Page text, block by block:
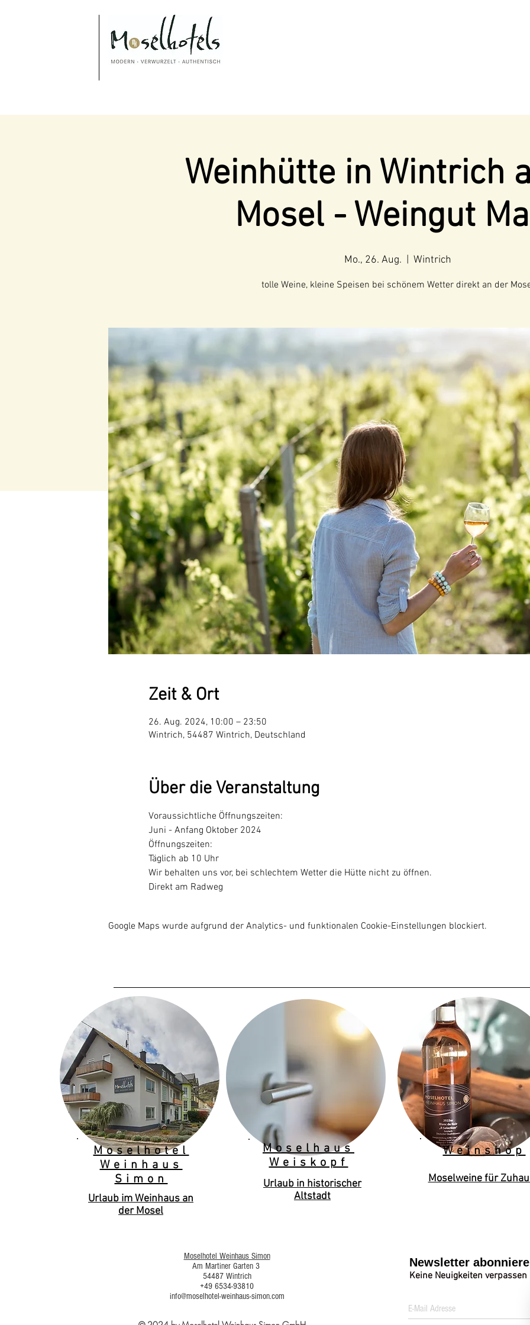
Weinhütte in Wintrich
Mosel - Weingut
Mo., 26. Aug. Wintrich
tolle Weine, kleine Speisen bei schönem Wetter direkt an der
Zeit & Ort
26. Aug. 2024, 10:00 – 23:50
Wintrich, 54487 Wintrich, Deutschland
Über die Veranstaltung
Voraussichtliche Öffnungszeiten:
Juni - Anfang Oktober 2024
Öffnungszeiten:
Täglich ab 10 Uhr
Wir behalten uns vor, bei schlechtem Wetter die Hütte nicht zu öffnen.
Direkt am Radweg
Google Maps wurde aufgrund der Analytics- und funktionalen Cookie-Einstellungen blockiert.
Moselhotel
Weinhaus
Simon
Urlaub im Weinhaus an
der Mosel
Moselhaus
Weiskopf
Urlaub in historischer
Altstadt
Weinshop
Moselweine für
Moselhotel Weinhaus Simon
Am Martiner Garten 3
54487 Wintrich
+49 6534-93810
info@moselhotel-weinhaus-simon.com
Newsletter
Keine Neuigkeiten verpassen